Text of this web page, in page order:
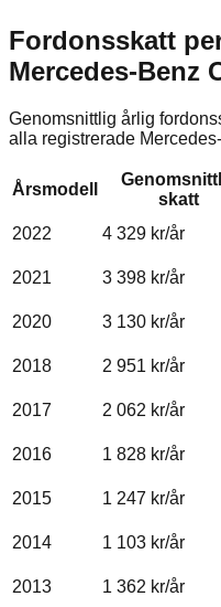
Fordonsskatt
Mercedes-Benz
Genomsnittlig årlig
alla registrerade
Årsmodell
skatt
2022
4 329 kr/år
2021 3 398 kr/år
2020 3 130 kr/år
2018 2 951 kr/år
2017 2 062 kr/år
2016 1 828 kr/år
2015 1 247 kr/år
2014 1 103 kr/år
2013 1 362 kr/år